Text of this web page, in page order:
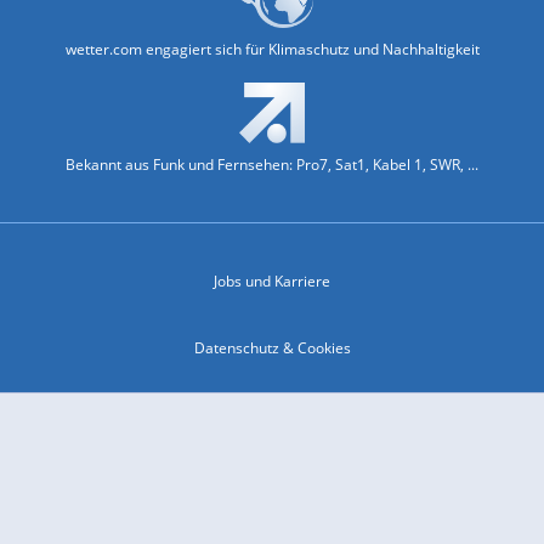
wetter.com engagiert sich für Klimaschutz und Nachhaltigkeit
Bekannt aus Funk und Fernsehen: Pro7, Sat1, Kabel 1, SWR, ...
Jobs und Karriere
Datenschutz & Cookies